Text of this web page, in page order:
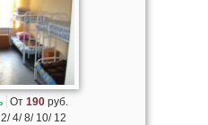
От190 руб.
4/ 8/ 10/ 12